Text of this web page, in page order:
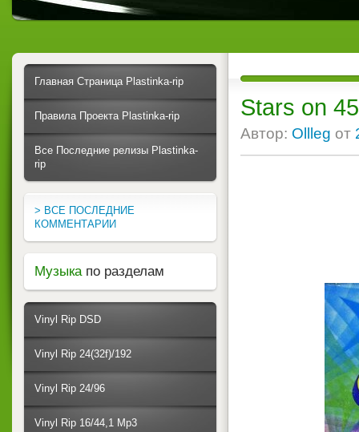
Stars on
Автор: Ollleg от
Главная Страница Plastinka-rip
Правила Проекта Plastinka-rip
Все Последние релизы Plastinka-
rip
> ВСЕ ПОСЛЕДНИЕ
КОММЕНТАРИИ
Музыка по разделам
Vinyl Rip DSD
Vinyl Rip 24(32f)/192
Vinyl Rip 24/96
Vinyl Rip 16/44,1 Mp3